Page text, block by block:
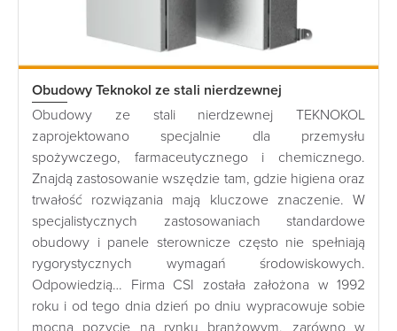
Obudowy Teknokol ze stali nierdzewnej
Obudowy ze stali nierdzewnej TEKNOKOL
zaprojektowano specjalnie dla przemysłu
spożywczego, farmaceutycznego i chemicznego.
Znajdą zastosowanie wszędzie tam, gdzie higiena oraz
trwałość rozwiązania mają kluczowe znaczenie. W
specjalistycznych zastosowaniach standardowe
obudowy i panele sterownicze często nie spełniają
rygorystycznych wymagań środowiskowych.
Odpowiedzią… Firma CSI została założona w 1992
roku i od tego dnia dzień po dniu wypracowuje sobie